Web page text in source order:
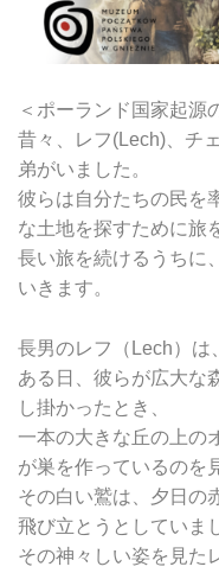
＜ポーランド国家起源
昔々、レフ(Lech)、チ
弟がいました。
彼らは自分たちの民を
な土地を探すために旅
長い旅を続けるうちに
いきます。
長男のレフ（Lech）は
ある日、彼らが広大な
し掛かったとき、
一本の大きな丘の上の
が巣を作っているのを
その白い鷲は、夕日の
飛び立とうとしていま
その神々しい姿を見た